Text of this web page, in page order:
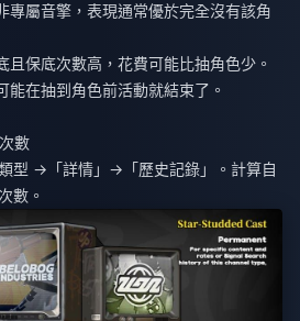
屬音擎，表現通常優於完全沒有該角
且保底次數高，花費可能比抽角色少。
能在抽到角色前活動就結束了。
數
型 →「詳情」→「歷史記錄」。計算自
數。